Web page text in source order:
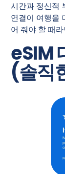
시간과 정신적
연결이 여행을
어 줘야 할 때
eSIM
(솔직